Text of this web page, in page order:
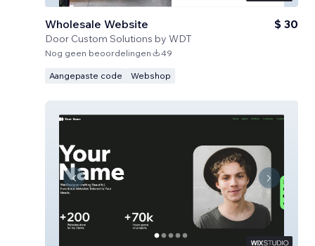
Wholesale Website
Door Custom Solutions by WDT
$ 30
Nog geen beoordelingen 49
Aangepaste code Webshop